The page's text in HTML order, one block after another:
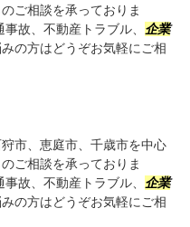
ご相談を承っておりま
故、不動産トラブル、 企業
の方はどうぞお気軽にご相
市、恵庭市、千歳市を中心
ご相談を承っておりま
故、不動産トラブル、 企業
の方はどうぞお気軽にご相